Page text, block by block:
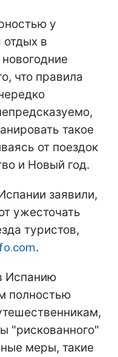
у
отдых в
что правила
такое
от поездок
и Новый год.
заявили,
ужесточать
туристов,
.
Испанию
полностью
"рискованного"
меры, такие